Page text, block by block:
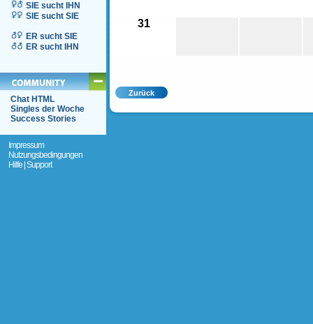
SIE sucht IHN
SIE sucht SIE
ER sucht SIE
ER sucht IHN
Chat HTML
Singles der Woche
Success Stories
Impressum
Nutzungsbedingungen
Hilfe | Support
31